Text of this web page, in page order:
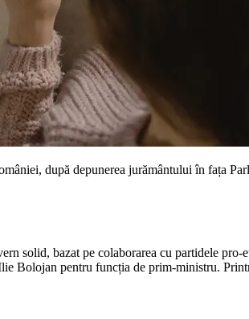
după depunerea jurământului în fața
solid, bazat pe colaborarea cu partidele
Bolojan pentru funcția de prim-ministru.